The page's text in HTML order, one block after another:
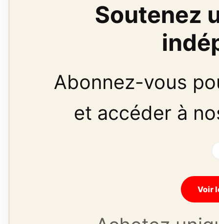
Soutenez
Abonnez-vous
et accéder à
Voir